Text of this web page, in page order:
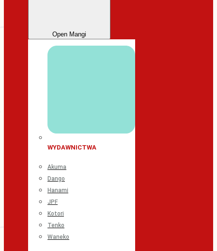
Open Mangi
WYDAWNICTWA
Akuma
Dango
Hanami
JPF
Kotori
Tenko
Waneko